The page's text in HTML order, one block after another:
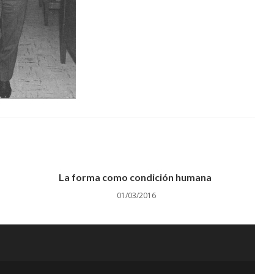
La forma como condición humana
01/03/2016